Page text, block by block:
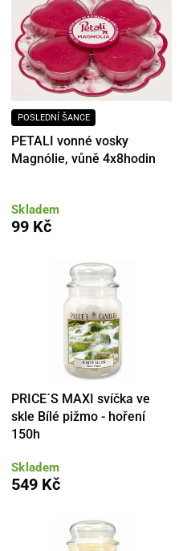
POSLEDNÍ ŠANCE
PETALI vonné vosky
Magnólie, vůně 4x8hodin
Skladem
99 Kč
PRICE´S MAXI svíčka ve
skle Bílé pižmo - hoření
150h
Skladem
549 Kč